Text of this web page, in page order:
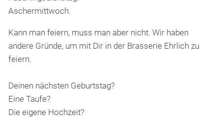
Ehrliche Feinkost
Über uns
Kontakt
Aschermittwoch.
Kann man feiern, muss man aber nicht. Wir haben
andere Gründe, um mit Dir in der Brasserie Ehrlich zu
feiern.
Deinen nächsten Geburtstag?
Eine Taufe?
Die eigene Hochzeit?